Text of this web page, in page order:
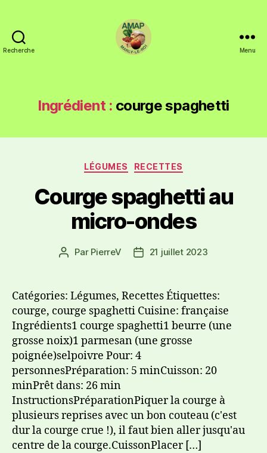
Recherche Menu
Ingrédient : courge spaghetti
LÉGUMES RECETTES
Courge spaghetti au
micro-ondes
Par PierreV 21 juillet 2023
Catégories: Légumes, Recettes Étiquettes:
courge, courge spaghetti Cuisine: française
Ingrédients1 courge spaghetti1 beurre (une
grosse noix)1 parmesan (une grosse
poignée)selpoivre Pour: 4
personnesPréparation: 5 minCuisson: 20
minPrêt dans: 26 min
InstructionsPréparationPiquer la courge à
plusieurs reprises avec un bon couteau (c'est
dur la courge crue !), il faut bien aller jusqu'au
centre de la courge.CuissonPlacer […]